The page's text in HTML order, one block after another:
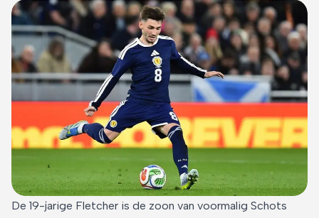
De 19-jarige Fletcher is de zoon van voormalig Schots